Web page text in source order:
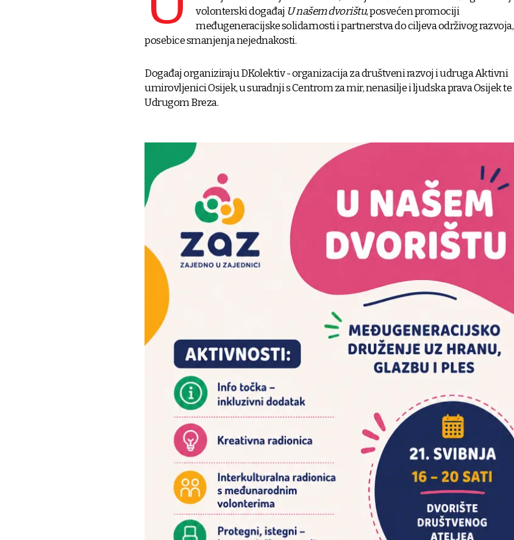
volonterski događaj U našem dvorištu, posvećen promociji
međugeneracijske solidarnosti i partnerstva do ciljeva održivog razvoja,
posebice smanjenja nejednakosti.
Događaj organiziraju DKolektiv - organizacija za društveni razvoj i udruga Aktivni
umirovljenici Osijek, u suradnji s Centrom za mir, nenasilje i ljudska prava Osijek te
Udrugom Breza.